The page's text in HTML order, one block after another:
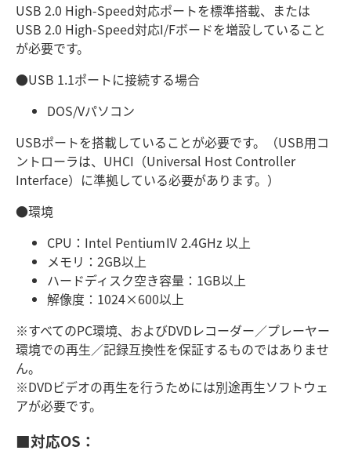
USB 2.0 High-Speed対応ポートを標準搭載、または
USB 2.0 High-Speed対応I/Fボードを増設していること
が必要です。
●USB 1.1ポートに接続する場合
DOS/Vパソコン
USBポートを搭載していることが必要です。（USB用コ
ントローラは、UHCI（Universal Host Controller
Interface）に準拠している必要があります。）
●環境
CPU：Intel PentiumⅣ 2.4GHz 以上
メモリ：2GB以上
ハードディスク空き容量：1GB以上
解像度：1024×600以上
※すべてのPC環境、およびDVDレコーダー／プレーヤー
環境での再生／記録互換性を保証するものではありませ
ん。
※DVDビデオの再生を行うためには別途再生ソフトウェ
アが必要です。
■対応OS：